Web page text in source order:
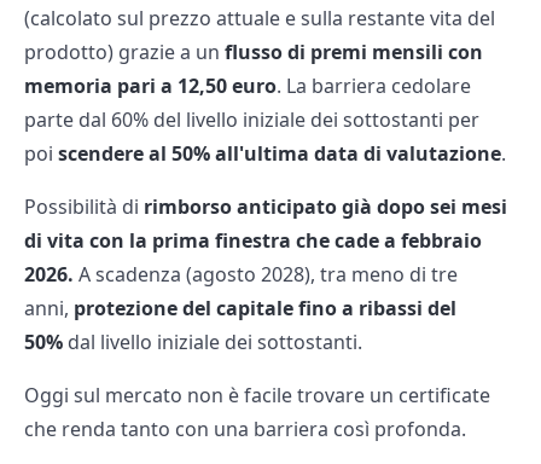
(calcolato sul prezzo attuale e sulla restante vita del
prodotto) grazie a un flusso di premi mensili con
memoria pari a 12,50 euro. La barriera cedolare
parte dal 60% del livello iniziale dei sottostanti per
poi scendere al 50% all'ultima data di valutazione.
Possibilità di rimborso anticipato già dopo sei mesi
di vita con la prima finestra che cade a febbraio
2026. A scadenza (agosto 2028), tra meno di tre
anni, protezione del capitale fino a ribassi del
50% dal livello iniziale dei sottostanti.
Oggi sul mercato non è facile trovare un certificate
che renda tanto con una barriera così profonda.